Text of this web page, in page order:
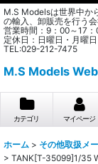
M.S Modelsは世界中か
の輸入、卸販売を行う会
営業時間：9：00～17：
定休日：日曜日・月曜日
TEL:029-212-7475
M.S Models
カテゴリ マイページ
ホーム > その他取扱メ
> TANK[T-35099]1/35